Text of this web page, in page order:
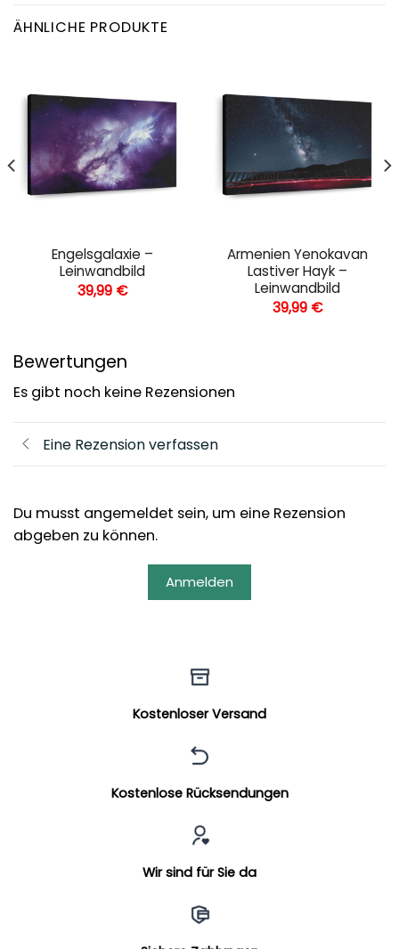
ÄHNLICHE PRODUKTE
Engelsgalaxie –
Leinwandbild
39,99 €
Armenien Yenokavan
Lastiver Hayk –
Leinwandbild
39,99 €
Bewertungen
Es gibt noch keine Rezensionen
Eine Rezension verfassen
Du musst angemeldet sein, um eine Rezension
abgeben zu können.
Anmelden
Kostenloser Versand
Kostenlose Rücksendungen
Wir sind für Sie da